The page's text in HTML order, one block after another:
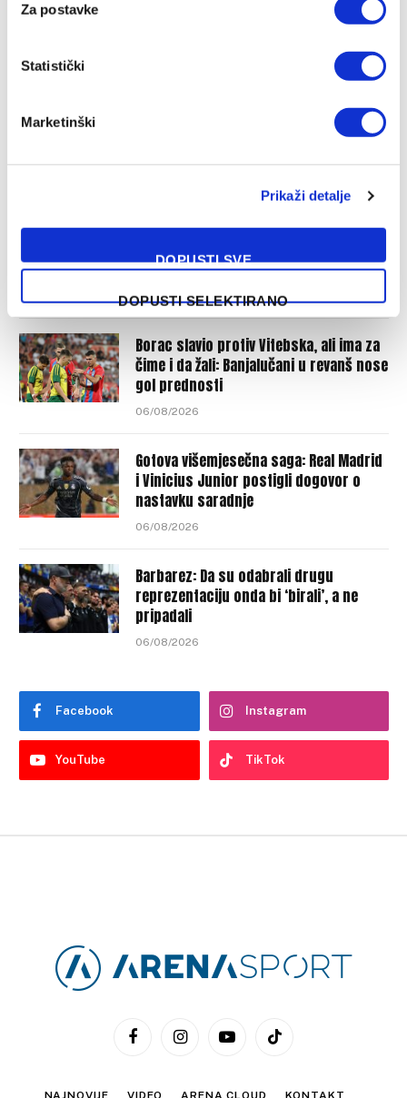
Za postavke
Statistički
Marketinški
Prikaži detalje
DOPUSTI SVE
DOPUSTI SELEKTIRANO
Tabaković zablistao u evropskom
debiju i donio Salzburgu pobjedu protiv
Pafosa
06/08/2026
Borac slavio protiv Vitebska, ali ima za
čime i da žali: Banjalučani u revanš nose
gol prednosti
06/08/2026
Gotova višemjesečna saga: Real Madrid
i Vinicius Junior postigli dogovor o
nastavku saradnje
06/08/2026
Barbarez: Da su odabrali drugu
reprezentaciju onda bi ‘birali’, a ne
pripadali
06/08/2026
Facebook Instagram
YouTube TikTok
FacebookInstagramYouTubeTikTok
NAJNOVIJE VIDEO ARENA CLOUD KONTAKT